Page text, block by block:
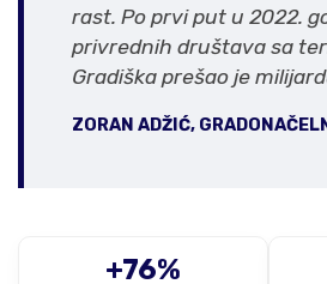
rast. Po prvi put u 2022.
privrednih društava sa
Gradiška prešao je
ZORAN ADŽIĆ,
+76%